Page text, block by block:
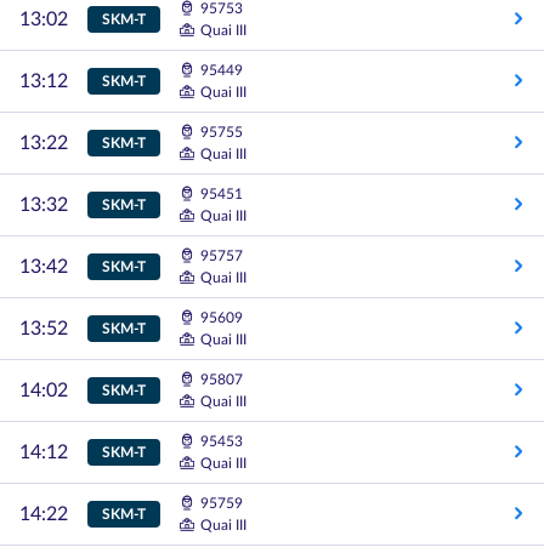
13:02 SKM-T
95753
Quai III
13:12 SKM-T
95449
Quai III
13:22 SKM-T
95755
Quai III
13:32 SKM-T
95451
Quai III
13:42 SKM-T
95757
Quai III
13:52 SKM-T
95609
Quai III
14:02 SKM-T
95807
Quai III
14:12 SKM-T
95453
Quai III
14:22 SKM-T
95759
Quai III